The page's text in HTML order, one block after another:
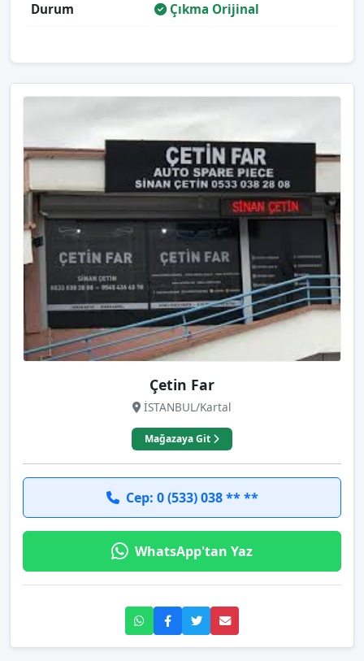
Durum Çıkma Orijinal
Çetin Far
İSTANBUL/Kartal
Mağazaya Git
Cep: 0 (533) 038 ** **
WhatsApp'tan Yaz